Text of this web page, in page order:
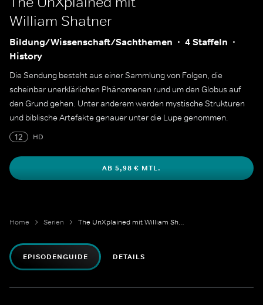
William Shatner
Bildung/Wissenschaft/Sachthemen
4 Staffeln
History
Die Sendung besteht aus einer Sammlung von Folgen, die
scheinbar unerklärlichen Phänomenen rund um den Globus auf
den Grund gehen. Unter anderem werden mystische Strukturen
und biblische Artefakte genauer unter die Lupe genommen.
12
HD
AB 5,98 € MTL.
Home Serien The UnXplained mit William Shatner
EPISODENGUIDE DETAILS